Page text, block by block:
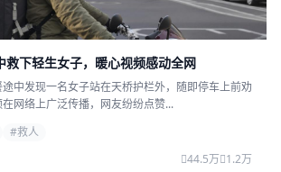
救下轻生女子，暖心视频感动全网
中发现一名女子站在天桥护栏外，随即停车上前劝
网络上广泛传播，网友纷纷点赞...
#救人
44.5万 1.2万